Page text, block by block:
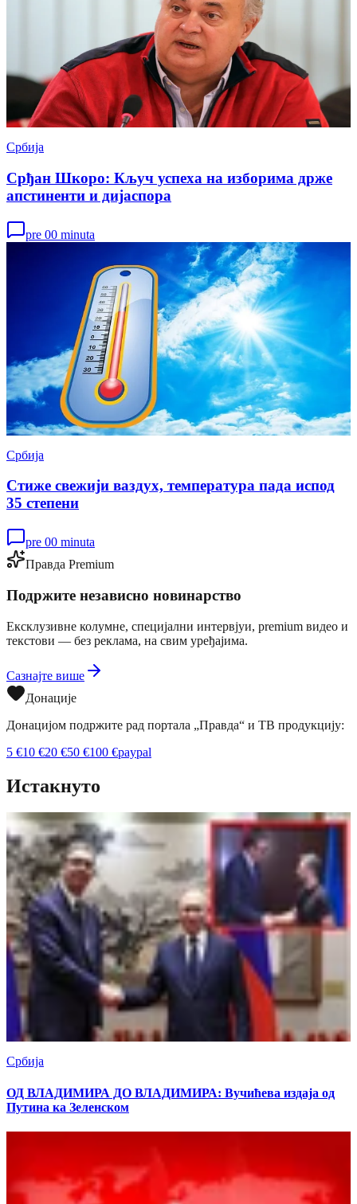
Србија
Срђан Шкоро: Кључ успеха на изборима држе
апстиненти и дијаспора
pre 00 minuta
Србија
Стиже свежији ваздух, температура пада испод
35 степени
pre 00 minuta
Правда Premium
Подржите независно новинарство
Ексклузивне колумне, специјални интервјуи, premium видео и
текстови — без реклама, на свим уређајима.
Сазнајте више
Донације
Донацијом подржите рад портала „Правда“ и ТВ продукцију:
5 €10 €20 €50 €100 €paypal
Истакнуто
Србија
ОД ВЛАДИМИРА ДО ВЛАДИМИРА: Вучићева издаја од
Путина ка Зеленском